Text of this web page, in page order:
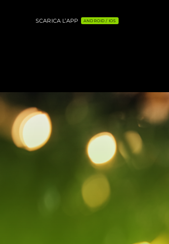
SCARICA L’APP ANDROID / IOS